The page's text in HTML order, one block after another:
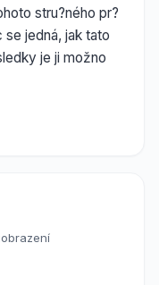
stru?ného pr?
jedná, jak tato
je ji možno